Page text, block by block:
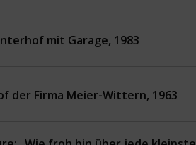
mit Garage, 1983
der Firma Meier-Wittern, 1963